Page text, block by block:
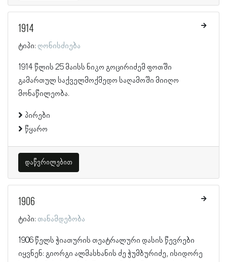
1914
ტიპი: ღონისძიება
1914 წლის 25 მაისს ნიკო გოცირიძემ ფოთში
გამართულ საქველმოქმედო საღამოში მიიღო
მონაწილეობა.
პირები
წყარო
დაწვრილებით
1906
ტიპი: თანამდებობა
1906 წელს ჭიათურის თეატრალური დასის წევრები
იყვნენ: გიორგი ალმასხანის ძე ჭუმბურიძე, ისიდორე